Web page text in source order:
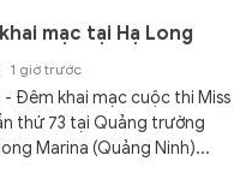
mạc tại Hạ Long
1 giờ trước
- Đêm khai mạc cuộc thi Miss
thứ 73 tại Quảng trường
Marina (Quảng Ninh)...